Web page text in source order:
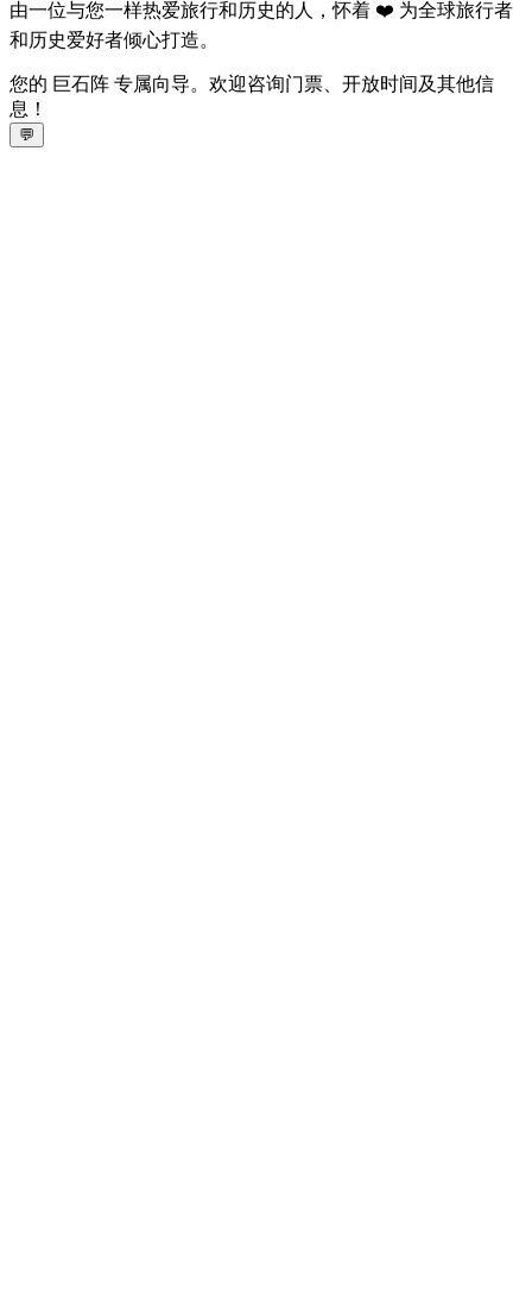
由一位与您一样热爱旅行和历史的人，怀着 ❤️ 为全球旅行者
和历史爱好者倾心打造。
您的 巨石阵 专属向导。欢迎咨询门票、开放时间及其他信
息！
💬